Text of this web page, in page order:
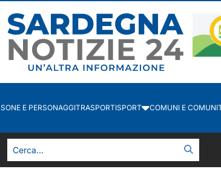
E PERSONAGGITRASPORTISPORT COMUNI E